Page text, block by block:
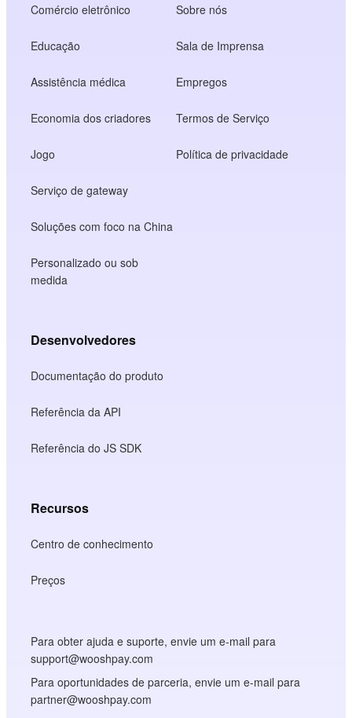
Comércio eletrônico
Educação
Assistência médica
Economia dos criadores
Jogo
Serviço de gateway
Soluções com foco na China
Personalizado ou sob
medida
Sobre nós
Sala de Imprensa
Empregos
Termos de Serviço
Política de privacidade
Desenvolvedores
Documentação do produto
Referência da API
Referência do JS SDK
Recursos
Centro de conhecimento
Preços
Para obter ajuda e suporte, envie um e-mail para
support@wooshpay.com
Para oportunidades de parceria, envie um e-mail para
partner@wooshpay.com